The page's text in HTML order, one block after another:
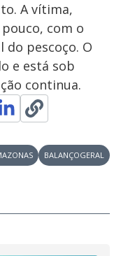
A vítima,
com o
pescoço. O
e está sob
continua.
BALANÇOGERAL